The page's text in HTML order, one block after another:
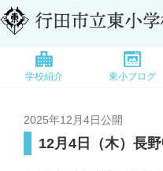
学校紹介 東小ブログ
2025年12月4日公開
12月4日（木）長